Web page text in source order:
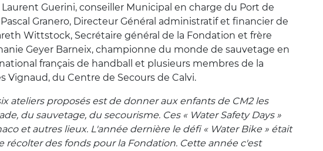
Guerini, conseiller Municipal en charge du Port de
Granero, Directeur Général administratif et financier de
Wittstock, Secrétaire général de la Fondation et frère
Geyer Barneix, championne du monde de sauvetage en
français de handball et plusieurs membres de la
Vignaud, du Centre de Secours de Calvi.
ateliers proposés est de donner aux enfants de CM2 les
du sauvetage, du secourisme. Ces « Water Safety Days »
et autres lieux. L'année dernière le défi « Water Bike » était
récolter des fonds pour la Fondation. Cette année c'est